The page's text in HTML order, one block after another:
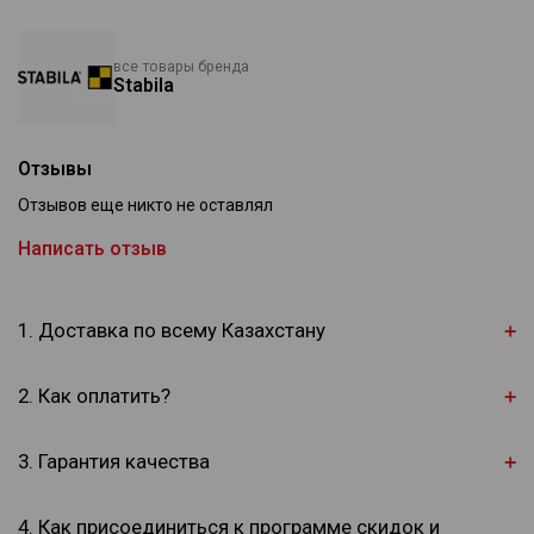
все товары бренда
Stabila
Отзывы
Отзывов еще никто не оставлял
Написать отзыв
1. Доставка по всему Казахстану
2. Как оплатить?
3. Гарантия качества
4. Как присоединиться к программе скидок и